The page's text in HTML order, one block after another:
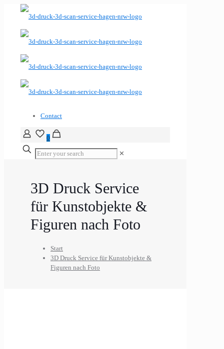
Contact
0
✕
3D Druck Service
für Kunstobjekte &
Figuren nach Foto
Start
3D Druck Service für Kunstobjekte &
Figuren nach Foto